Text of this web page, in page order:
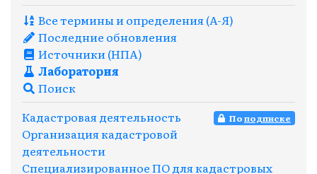
Все термины и определения (A-Я)
Последние обновления
Источники (НПА)
Лаборатория
Поиск
Поподписке
Кадастровая деятельность
Организация кадастровой
деятельности
Специализированное ПО для кадастровых